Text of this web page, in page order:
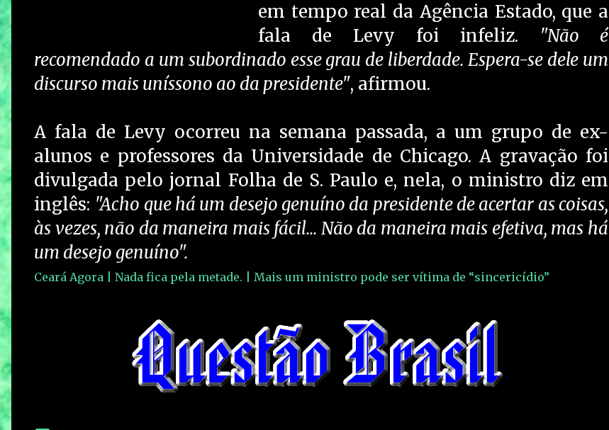
em tempo real da Agência Estado, que a
fala de Levy foi infeliz. "Não é
recomendado a um subordinado esse grau de liberdade. Espera-se dele um
discurso mais uníssono ao da presidente", afirmou.
A fala de Levy ocorreu na semana passada, a um grupo de ex-
alunos e professores da Universidade de Chicago. A gravação foi
divulgada pelo jornal Folha de S. Paulo e, nela, o ministro diz em
inglês: "Acho que há um desejo genuíno da presidente de acertar as coisas,
às vezes, não da maneira mais fácil... Não da maneira mais efetiva, mas há
um desejo genuíno".
Ceará Agora | Nada fica pela metade. | Mais um ministro pode ser vítima de “sincericídio”